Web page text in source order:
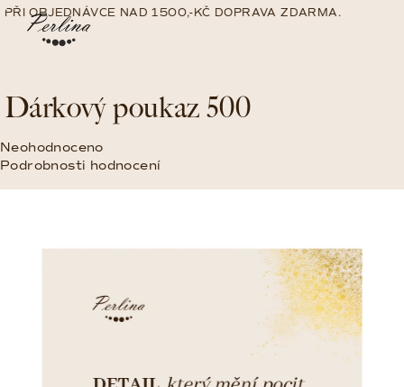
PřejítOBJEDNÁVCE NAD 1500,-KČ DOPRAVA ZDARMA.
Dárkový poukaz 500
Průměrné
hodnocení
Neohodnoceno
Podrobnosti hodnocení